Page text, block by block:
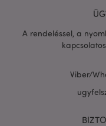
A rendeléssel, a
Viber/
X-Magento-Vary